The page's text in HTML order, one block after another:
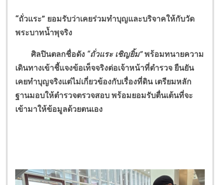
“ถั่วแระ” ยอมรับว่าเคยร่วมทำบุญและบริจาคให้กับวัด
พระบาทน้ำพุจริง
ศิลปินตลกชื่อดัง “ถั่วแระ เชิญยิ้ม” พร้อมทนายความ
เดินทางเข้าชี้แจงข้อเท็จจริงต่อเจ้าหน้าที่ตำรวจ ยืนยัน
เคยทำบุญจริงแต่ไม่เกี่ยวข้องกับเรื่องที่ดิน เตรียมหลัก
ฐานมอบให้ตำรวจตรวจสอบ พร้อมยอมรับตื่นเต้นที่จะ
เข้ามาให้ข้อมูลด้วยตนเอง